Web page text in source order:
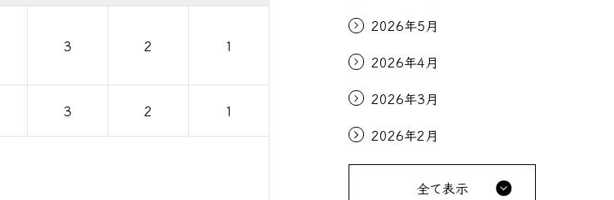
3 2 1
3 2 1
2026年5月
2026年4月
2026年3月
2026年2月
全て表示